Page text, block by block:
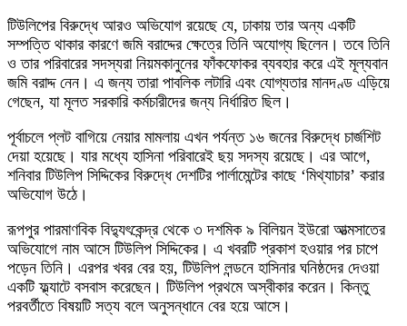
টিউলিপের বিরুদ্ধে আরও অভিযোগ রয়েছে যে, ঢাকায় তার অন্য একটি
সম্পত্তি থাকার কারণে জমি বরাদ্দের ক্ষেত্রে তিনি অযোগ্য ছিলেন। তবে তিনি
ও তার পরিবারের সদস্যরা নিয়মকানুনের ফাঁকফোকর ব্যবহার করে এই মূল্যবান
জমি বরাদ্দ নেন। এ জন্য তারা পাবলিক লটারি এবং যোগ্যতার মানদণ্ড এড়িয়ে
গেছেন, যা মূলত সরকারি কর্মচারীদের জন্য নির্ধারিত ছিল।
পূর্বাচলে প্লট বাগিয়ে নেয়ার মামলায় এখন পর্যন্ত ১৬ জনের বিরুদ্ধে চার্জশিট
দেয়া হয়েছে। যার মধ্যে হাসিনা পরিবারেই ছয় সদস্য রয়েছে। এর আগে,
শনিবার টিউলিপ সিদ্দিকের বিরুদ্ধে দেশটির পার্লামেন্টের কাছে ‘মিথ্যাচার’ করার
অভিযোগ উঠে।
রূপপুর পারমাণবিক বিদ্যুৎকেন্দ্র থেকে ৩ দশমিক ৯ বিলিয়ন ইউরো আত্মসাতের
অভিযোগে নাম আসে টিউলিপ সিদ্দিকের। এ খবরটি প্রকাশ হওয়ার পর চাপে
পড়েন তিনি। এরপর খবর বের হয়, টিউলিপ লন্ডনে হাসিনার ঘনিষ্ঠদের দেওয়া
একটি ফ্ল্যাটে বসবাস করেছেন। টিউলিপ প্রথমে অস্বীকার করেন। কিন্তু
পরবর্তীতে বিষয়টি সত্য বলে অনুসন্ধানে বের হয়ে আসে।